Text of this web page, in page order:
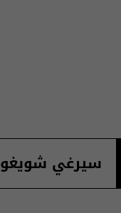
سيرغي شويغو